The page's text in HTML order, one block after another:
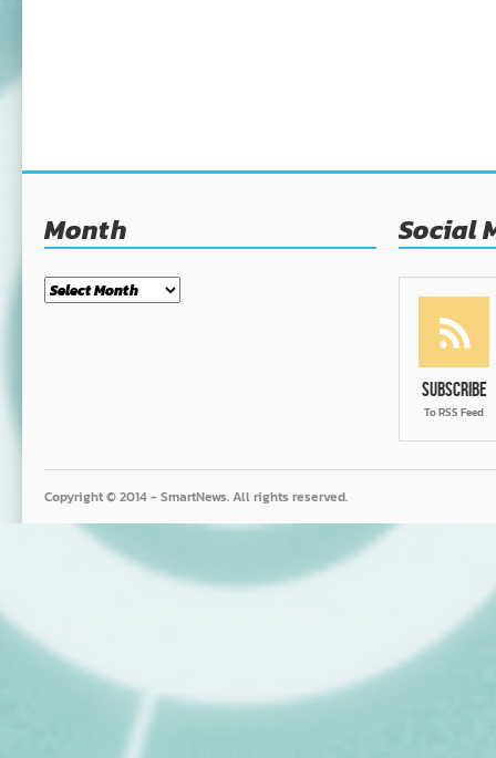
Month
Month
Social
Subscribe
To RSS Feed
Copyright © 2014 - SmartNews. All rights reserved.